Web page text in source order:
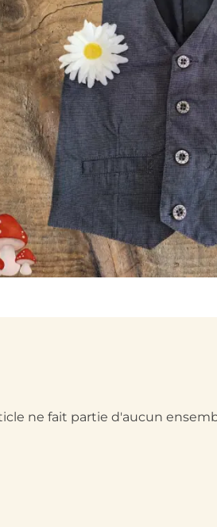
ne fait partie d'aucun